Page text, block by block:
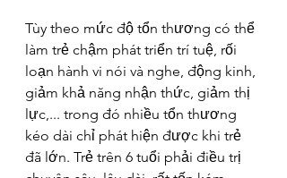
Tùy theo mức độ tổn thương có thể
làm trẻ chậm phát triển trí tuệ, rối
loạn hành vi nói và nghe, động kinh,
giảm khả năng nhận thức, giảm thị
lực,... trong đó nhiều tổn thương
kéo dài chỉ phát hiện được khi trẻ
đã lớn. Trẻ trên 6 tuổi phải điều trị